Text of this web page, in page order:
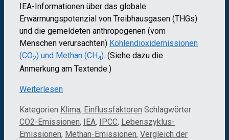
IEA-Informationen über das globale
Erwärmungspotenzial von Treibhausgasen (THGs)
und die gemeldeten anthropogenen (vom
Menschen verursachten) Kohlendioxidemissionen
(CO2) und Methan (CH4). (Siehe dazu die
Anmerkung am Textende.)
Weiterlesen
Kategorien Klima, Einflussfaktoren Schlagwörter
CO2-Emissionen, IEA, IPCC, Lebenszyklus-
Emissionen, Methan-Emissionen, Vergleich der